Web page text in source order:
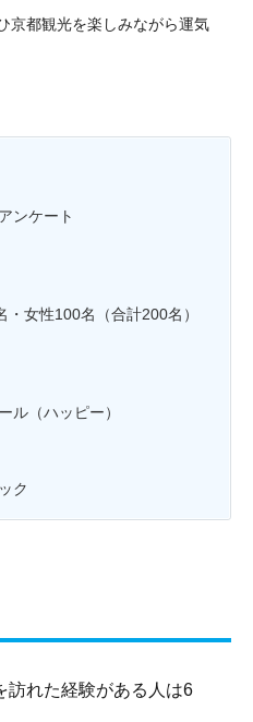
京都観光を楽しみながら運気
ンケート
女性100名（合計200名）
ル（ハッピー）
ク
訪れた経験がある人は6